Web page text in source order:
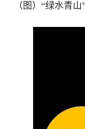
（图）“绿水青